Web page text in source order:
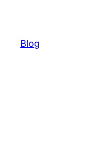
tartalomhoz
Blog